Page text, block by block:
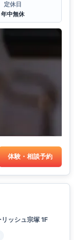
定休日
年中無休
体験・相談予約
ッシュ宗塚 1F